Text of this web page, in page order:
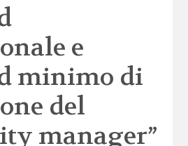
e
minimo di
del
manager”